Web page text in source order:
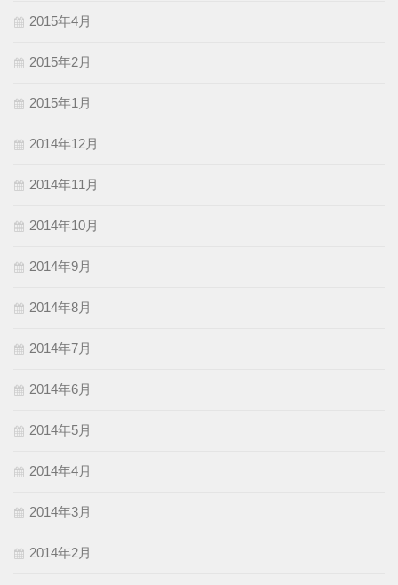
2015年4月
2015年2月
2015年1月
2014年12月
2014年11月
2014年10月
2014年9月
2014年8月
2014年7月
2014年6月
2014年5月
2014年4月
2014年3月
2014年2月